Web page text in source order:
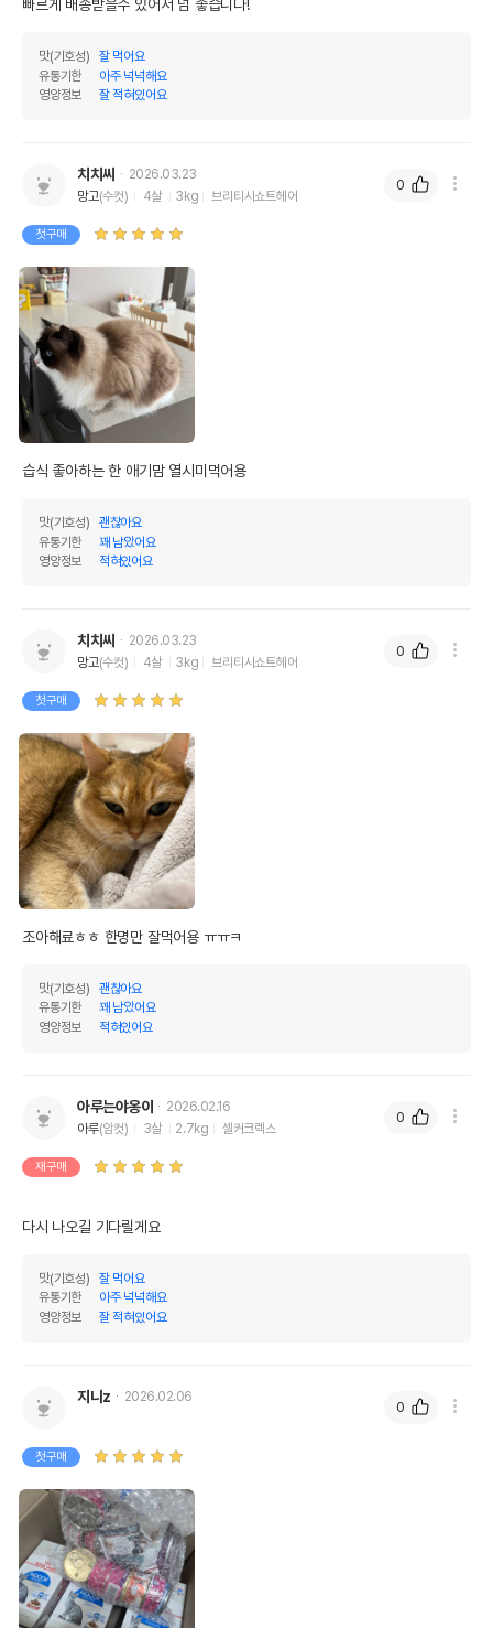
빠르게 배송받을수 있어서 넘 좋습니다!
맛(기호성)
잘 먹어요
유통기한
아주 넉넉해요
영양정보
잘 적혀있어요
치치씨
2026.03.23
망고(수컷) 4살 3kg 브리티시쇼트헤어
첫구매
습식 좋아하는 한 애기맘 열시미먹어용
맛(기호성)
괜찮아요
유통기한
꽤 남았어요
영양정보
적혀있어요
0
치치씨
2026.03.23
망고(수컷) 4살 3kg 브리티시쇼트헤어
첫구매
조아해료ㅎㅎ 한명만 잘먹어용 ㅠㅠㅋ
맛(기호성)
괜찮아요
유통기한
꽤 남았어요
영양정보
적혀있어요
0
아루는야옹이
2026.02.16
아루(암컷) 3살 2.7kg 셀커크렉스
재구매
다시 나오길 기다릴게요
맛(기호성)
잘 먹어요
유통기한
아주 넉넉해요
영양정보
잘 적혀있어요
0
지니z 2026.02.06
첫구매
0